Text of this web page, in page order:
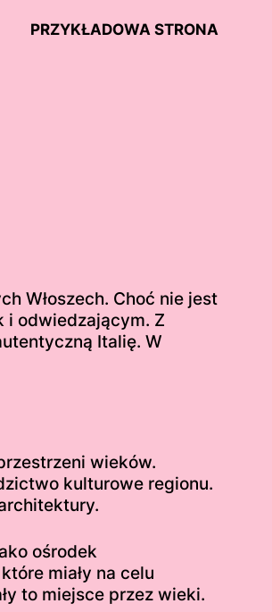
PRZYKŁADOWA STRONA
Włoszech. Choć nie jest
i odwiedzającym. Z
Italię. W
wieków.
kulturowe regionu.
ośrodek
miały na celu
to miejsce przez wieki.